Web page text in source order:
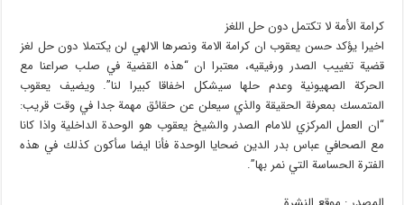
كرامة الأمة لا تكتمل دون حل اللغز
اخيرا يؤكد حسن يعقوب ان كرامة الامة ونصرها الالهي لن يكتملا دون حل لغز
قضية تغييب الصدر ورفيقيه، معتبرا ان “هذه القضية في صلب صراعنا مع
الحركة الصهيونية وعدم حلها سيشكل اخفاقا كبيرا لنا”. ويضيف يعقوب
المتمسك بمعرفة الحقيقة والذي سيعلن عن حقائق مهمة جدا في وقت قريب:
“ان العمل المركزي للامام الصدر والشيخ يعقوب هو الوحدة الداخلية واذا كانا
مع الصحافي عباس بدر الدين ضحايا الوحدة فأنا ايضا سأكون كذلك في هذه
الفترة الحساسة التي نمر بها”.